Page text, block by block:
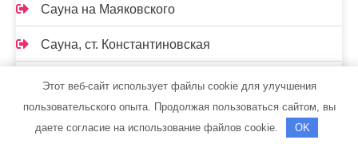
Сауна на Маяковского
Сауна, ст. Константиновская
Сафари, гостиница
Семь+Я
Этот веб-сайт использует файлы cookie для улучшения
пользовательского опыта. Продолжая пользоваться сайтом, вы
даете согласие на использование файлов cookie.
OK